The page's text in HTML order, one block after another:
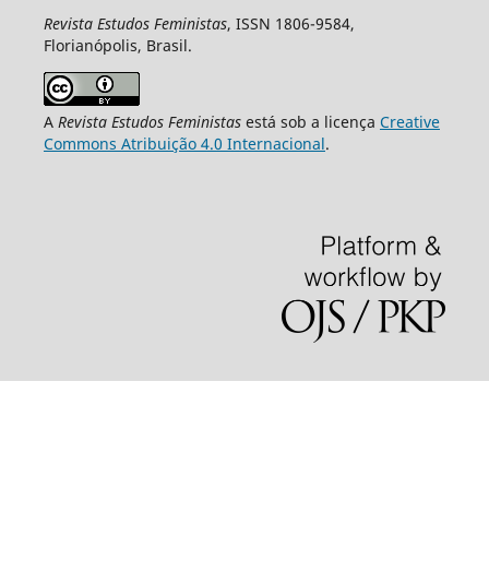
Revista Estudos Feministas, ISSN 1806-9584,
Florianópolis, Brasil.
A Revista Estudos Feministasestá sob a licença Creative
Commons Atribuição 4.0 Internacional.